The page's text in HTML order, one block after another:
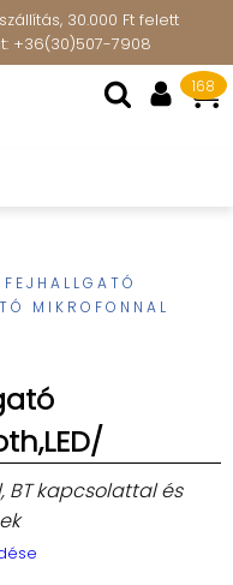
30.000 Ft felett
+36(30)507-7908
168
MIKROFONNAL
BT kapcsolattal és